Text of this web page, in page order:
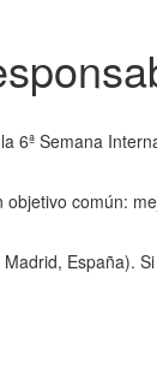
6ª Semana
común:
España).